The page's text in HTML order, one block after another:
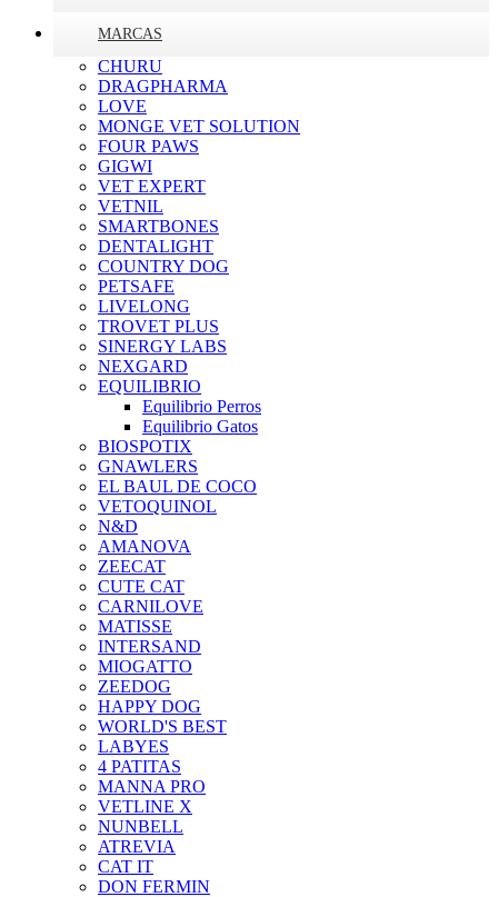
MARCAS
CHURU
DRAGPHARMA
LOVE
MONGE VET SOLUTION
FOUR PAWS
GIGWI
VET EXPERT
VETNIL
SMARTBONES
DENTALIGHT
COUNTRY DOG
PETSAFE
LIVELONG
TROVET PLUS
SINERGY LABS
NEXGARD
EQUILIBRIO
Equilibrio Perros
Equilibrio Gatos
BIOSPOTIX
GNAWLERS
EL BAUL DE COCO
VETOQUINOL
N&D
AMANOVA
ZEECAT
CUTE CAT
CARNILOVE
MATISSE
INTERSAND
MIOGATTO
ZEEDOG
HAPPY DOG
WORLD'S BEST
LABYES
4 PATITAS
MANNA PRO
VETLINE X
NUNBELL
ATREVIA
CAT IT
DON FERMIN